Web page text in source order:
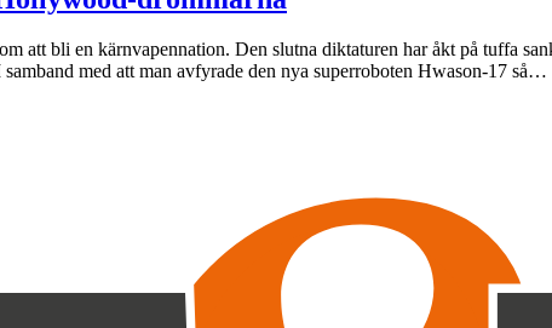
att bli en kärnvapennation. Den slutna diktaturen har åkt på tuffa
med att man avfyrade den nya superroboten Hwason-17 så…